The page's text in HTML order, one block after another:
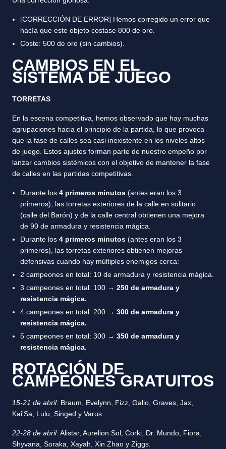
[CORRECCIÓN DE ERROR] Hemos corregido un error que
hacía que este objeto costase 800 de oro.
Coste: 500 de oro (sin cambios).
CAMBIOS EN EL
SISTEMA DE JUEGO
TORRETAS
En la escena competitiva, hemos observado que hay muchas
agrupaciones hacia el principio de la partida, lo que provoca
que la fase de calles sea casi inexistente en los niveles altos
de juego. Estos ajustes forman parte de nuestro empeño por
lanzar cambios sistémicos con el objetivo de mantener la fase
de calles en las partidas competitivas.
Durante los 4 primeros minutos (antes eran los 3
primeros), las torretas exteriores de la calle en solitario
(calle del Barón) y de la calle central obtienen una mejora
de 90 de armadura y resistencia mágica.
Durante los 4 primeros minutos (antes eran los 3
primeros), las torretas exteriores obtienen mejoras
defensivas cuando hay múltiples enemigos cerca:
2 campeones en total: 10 de armadura y resistencia mágica.
3 campeones en total: 100 → 250 de armadura y
resistencia mágica.
4 campeones en total: 200 → 300 de armadura y
resistencia mágica.
5 campeones en total: 300 → 350 de armadura y
resistencia mágica.
ROTACIÓN DE
CAMPEONES GRATUITOS
15-21 de abril: Braum, Evelynn, Fizz, Galio, Graves, Jax,
Kai'Sa, Lulu, Singed y Varus.
22-28 de abril: Alistar, Aurelion Sol, Corki, Dr. Mundo, Fiora,
Shyvana, Soraka, Xayah, Xin Zhao y Ziggs.